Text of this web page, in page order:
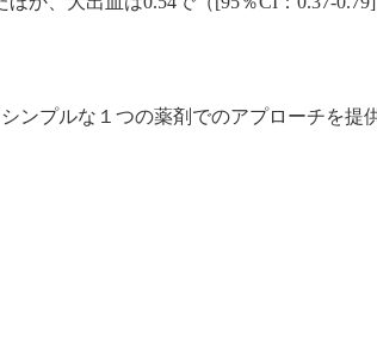
ンプルな１つの薬剤でのアプローチを提